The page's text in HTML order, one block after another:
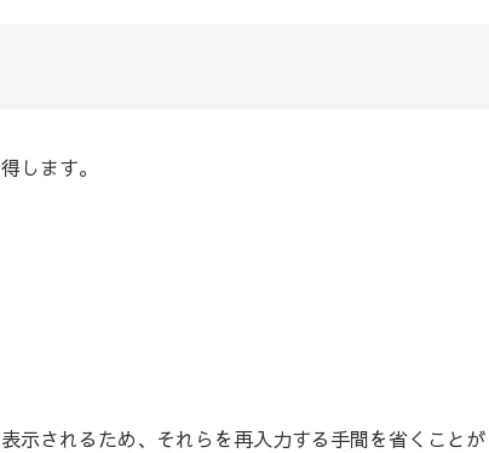
します。
示されるため、それらを再入力する手間を省くことが